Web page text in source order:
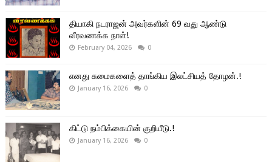
தியாகி நடராஜன் அவர்களின் 69 வது ஆண்டு
வீரவணக்க நாள்!
February 04, 2026 0
எனது சுமைகளைத் தாங்கிய இலட்சியத் தோழன்.!
January 16, 2026 0
கிட்டு நம்பிக்கையின் குறியீடு.!
January 16, 2026 0